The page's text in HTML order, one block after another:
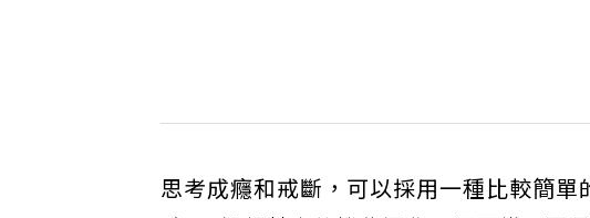
思考成癮和戒斷，可以採用一種比較簡